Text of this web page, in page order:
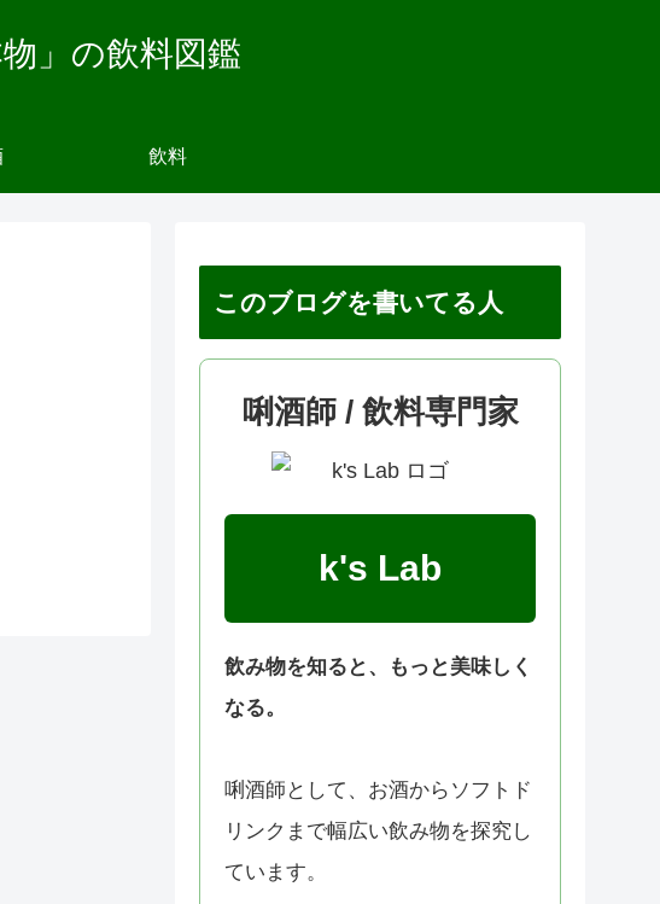
」の飲料図鑑
飲料
このブログを書いてる人
唎酒師 / 飲料専門家
k's Lab
飲み物を知ると、もっと美味しく
なる。
唎酒師として、お酒からソフトド
リンクまで幅広い飲み物を探究し
ています。